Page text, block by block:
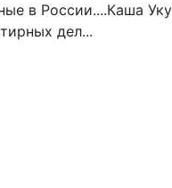
в России....Каша
дел...